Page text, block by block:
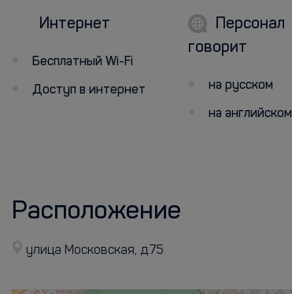
Интернет
Бесплатный Wi-Fi
Доступ в интернет
Персонал
говорит
на русском
на английском
Расположение
улица Московская, д.75